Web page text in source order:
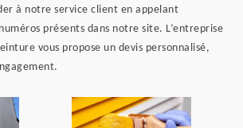
à notre service client en appelant
présents dans notre site. L’entreprise
vous propose un devis personnalisé,